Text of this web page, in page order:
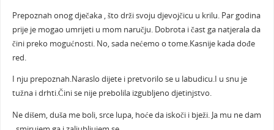
Prepoznah onog dječaka , što drži svoju djevojčicu u krilu. Par godina
prije je mogao umrijeti u mom naručju. Dobrota i čast ga natjerala da
čini preko mogućnosti. No, sada nećemo o tome.Kasnije kada dođe
red.
I nju prepoznah.Naraslo dijete i pretvorilo se u labudicu.I u snu je
tužna i drhti.Čini se nije prebolila izgubljeno djetinjstvo.
Ne dišem, duša me boli, srce lupa, hoće da iskoči i bježi. Ja mu ne dam